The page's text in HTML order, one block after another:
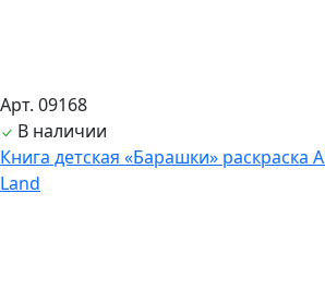
Арт. 09168
В наличии
Книга детская «Барашки» раскраска
Land